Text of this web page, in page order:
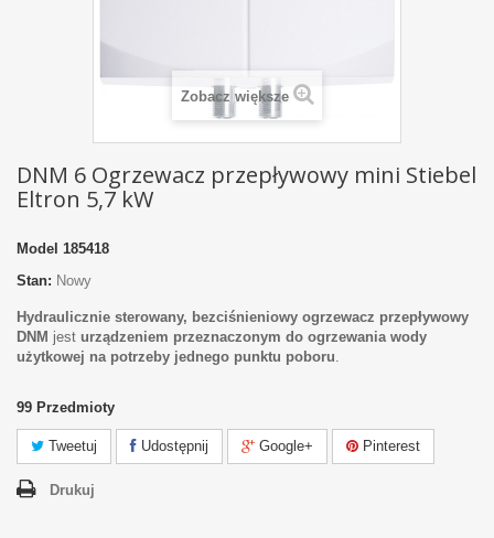
Zobacz większe
DNM 6 Ogrzewacz przepływowy mini Stiebel
Eltron 5,7 kW
Model 185418
Stan: Nowy
Hydraulicznie sterowany, bezciśnieniowy ogrzewacz przepływowy
DNM jest urządzeniem przeznaczonym do ogrzewania wody
użytkowej na potrzeby jednego punktu poboru.
99 Przedmioty
Tweetuj Udostępnij Google+ Pinterest
Drukuj